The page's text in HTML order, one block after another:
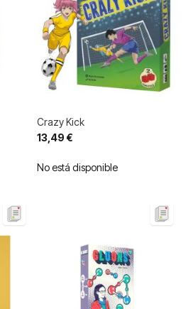
Crazy Kick
13,49 €
No está disponible